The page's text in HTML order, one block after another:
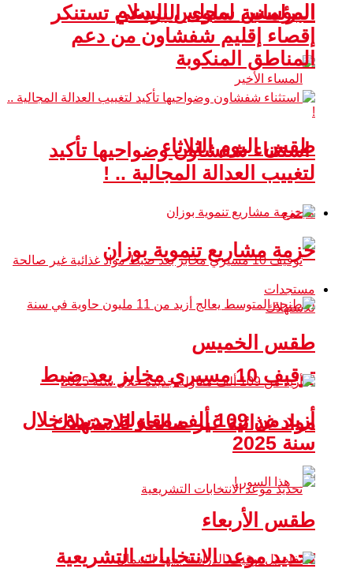
المؤسس لمجلس السلام
طقس اليوم الثلاثاء
مجتمع
توقيف 10 مسيري مخابز بعد ضبط
مواد غذائية غير صالحة للاستهلاك
تحديد موعد الانتخابات التشريعية
البرلمانية سلوى البردعي تستنكر
إقصاء إقليم شفشاون من دعم
المناطق المنكوبة
استثناء شفشاون وضواحيها تأكيد
لتغييب العدالة المجالية .. !
حزمة مشاريع تنموية بوزان
مستجدات
طقس الخميس
أزيد من 109 ألف مقاولة جديدة خلال
سنة 2025
طقس الأربعاء